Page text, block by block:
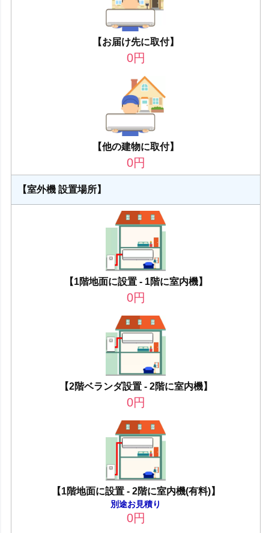
【お届け先に取付】
0円
【他の建物に取付】
0円
【室外機 設置場所】
【1階地面に設置 - 1階に室内機】
0円
【2階ベランダ設置 - 2階に室内機】
0円
【1階地面に設置 - 2階に室内機(有料)】
別途お見積り
0円